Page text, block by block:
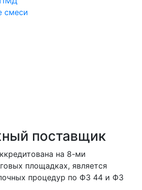
смеси
поставщик
на 8-ми
площадках, является
процедур по ФЗ 44 и ФЗ